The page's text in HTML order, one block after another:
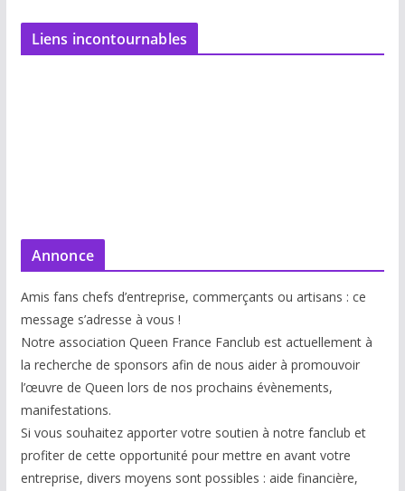
Liens incontournables
Annonce
Amis fans chefs d’entreprise, commerçants ou artisans : ce
message s’adresse à vous !
Notre association Queen France Fanclub est actuellement à
la recherche de sponsors afin de nous aider à promouvoir
l’œuvre de Queen lors de nos prochains évènements,
manifestations.
Si vous souhaitez apporter votre soutien à notre fanclub et
profiter de cette opportunité pour mettre en avant votre
entreprise, divers moyens sont possibles : aide financière,